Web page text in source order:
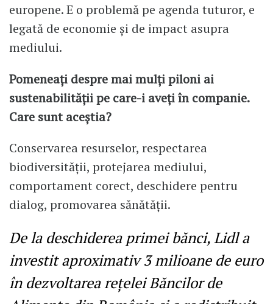
europene. E o problemă pe agenda tuturor, e
legată de economie și de impact asupra
mediului.
Pomeneați despre mai mulți piloni ai
sustenabilității pe care-i aveți în companie.
Care sunt aceștia?
Conservarea resurselor, respectarea
biodiversității, protejarea mediului,
comportament corect, deschidere pentru
dialog, promovarea sănătății.
De la deschiderea primei bănci, Lidl a
investit aproximativ 3 milioane de euro
în dezvoltarea reţelei Băncilor de